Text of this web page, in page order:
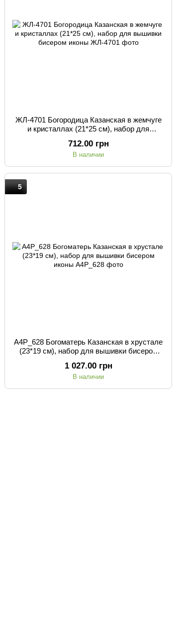
ЖЛ-4701 Богородица Казанская в жемчуге
и кристаллах (21*25 см), набор для
712.00 грн
В наличии
5
А4Р_628 Богоматерь Казанская в хрустале
(23*19 см), набор для вышивки бисером
1 027.00 грн
В наличии